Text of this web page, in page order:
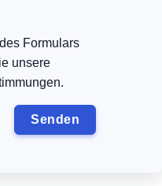
Formulars
unsere